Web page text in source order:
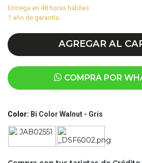
Entrega en 48 horas hábiles
1 año de garantía.
AGREGAR AL
COMPRA POR
Color: Bi Color Walnut - Gris